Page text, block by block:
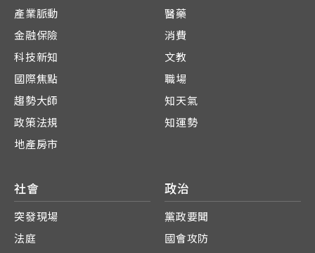
產業脈動
金融保險
科技新知
國際焦點
趨勢大師
政策法規
地產房市
醫藥
消費
文教
職場
知天氣
知運勢
社會
突發現場
法庭
政治
黨政要聞
國會攻防